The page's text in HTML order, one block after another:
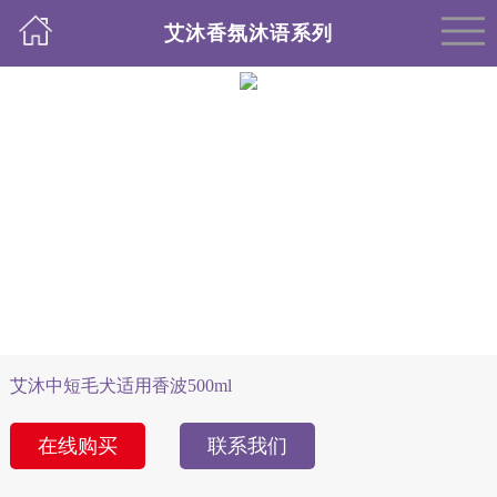
艾沐香氛沐语系列
艾沐中短毛犬适用香波500ml
在线购买 联系我们